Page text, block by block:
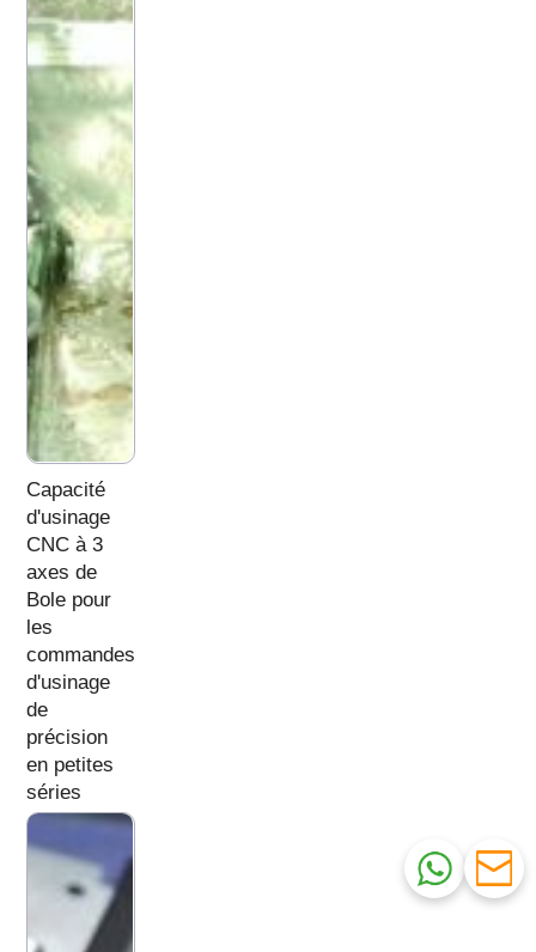
Capacité
d'usinage
CNC à 3
axes de
Bole pour
les
commandes
d'usinage
de
précision
en petites
séries